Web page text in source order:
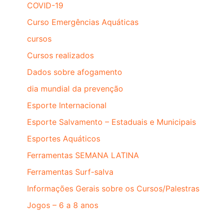
COVID-19
Curso Emergências Aquáticas
cursos
Cursos realizados
Dados sobre afogamento
dia mundial da prevenção
Esporte Internacional
Esporte Salvamento – Estaduais e Municipais
Esportes Aquáticos
Ferramentas SEMANA LATINA
Ferramentas Surf-salva
Informações Gerais sobre os Cursos/Palestras
Jogos – 6 a 8 anos